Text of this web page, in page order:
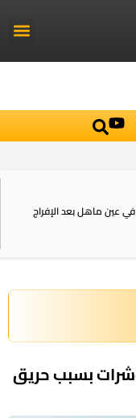
عين ماهل بعد الإفراج
بسبب حريق